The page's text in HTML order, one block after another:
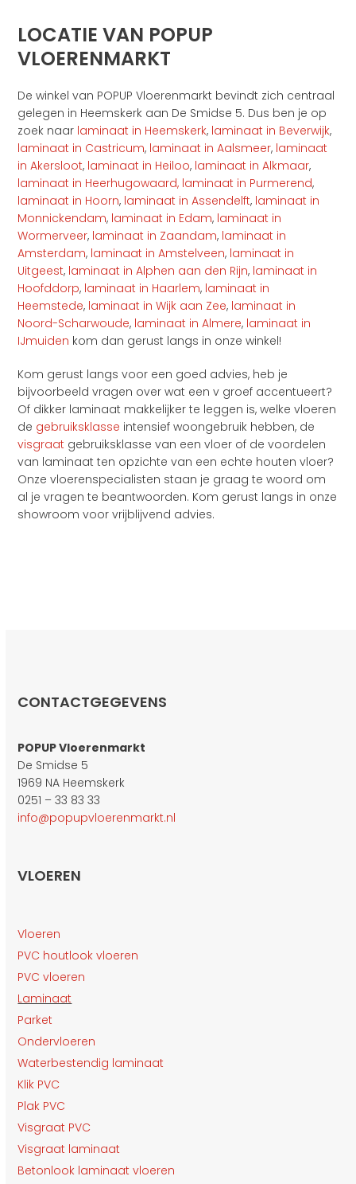
LOCATIE VAN POPUP
VLOERENMARKT
De winkel van POPUP Vloerenmarkt bevindt zich centraal
gelegen in Heemskerk aan De Smidse 5. Dus ben je op
zoek naar laminaat in Heemskerk, laminaat in Beverwijk,
laminaat in Castricum, laminaat in Aalsmeer, laminaat
in Akersloot, laminaat in Heiloo, laminaat in Alkmaar,
laminaat in Heerhugowaard, laminaat in Purmerend,
laminaat in Hoorn, laminaat in Assendelft, laminaat in
Monnickendam, laminaat in Edam, laminaat in
Wormerveer, laminaat in Zaandam, laminaat in
Amsterdam, laminaat in Amstelveen, laminaat in
Uitgeest, laminaat in Alphen aan den Rijn, laminaat in
Hoofddorp, laminaat in Haarlem, laminaat in
Heemstede, laminaat in Wijk aan Zee, laminaat in
Noord-Scharwoude, laminaat in Almere, laminaat in
IJmuiden kom dan gerust langs in onze winkel!
Kom gerust langs voor een goed advies, heb je
bijvoorbeeld vragen over wat een v groef accentueert?
Of dikker laminaat makkelijker te leggen is, welke vloeren
de gebruiksklasse intensief woongebruik hebben, de
visgraat gebruiksklasse van een vloer of de voordelen
van laminaat ten opzichte van een echte houten vloer?
Onze vloerenspecialisten staan je graag te woord om
al je vragen te beantwoorden. Kom gerust langs in onze
showroom voor vrijblijvend advies.
CONTACTGEGEVENS
POPUP Vloerenmarkt
De Smidse 5
1969 NA Heemskerk
0251 – 33 83 33
info@popupvloerenmarkt.nl
VLOEREN
Vloeren
PVC houtlook vloeren
PVC vloeren
Laminaat
Parket
Ondervloeren
Waterbestendig laminaat
Klik PVC
Plak PVC
Visgraat PVC
Visgraat laminaat
Betonlook laminaat vloeren